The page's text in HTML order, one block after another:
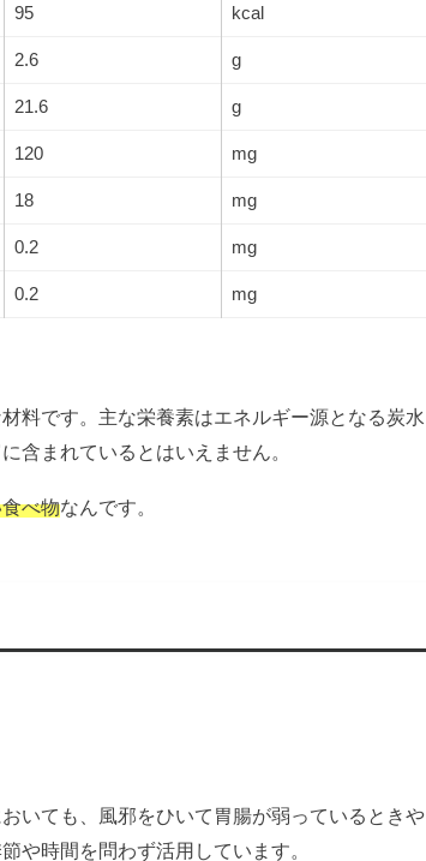
95 kcal
2.6 g
21.6 g
120 mg
18 mg
0.2 mg
0.2 mg
料です。 主な栄養素はエネルギー源となる炭水
含まれているとはいえません。
べ物なんです。
いても、風邪をひいて胃腸が弱っているときや
や時間を問わず活用しています。